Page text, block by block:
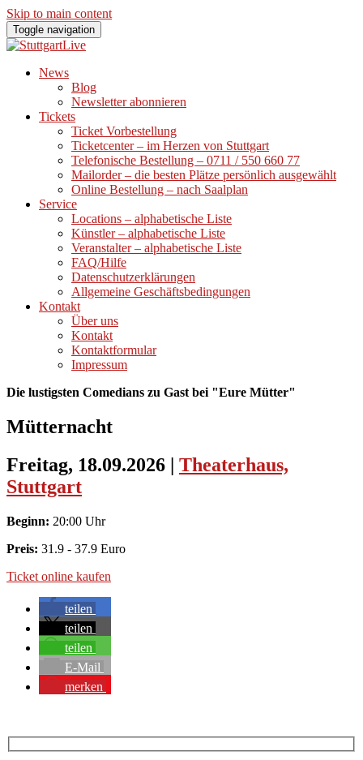
Skip to main content
Toggle navigation
News
Blog
Newsletter abonnieren
Tickets
Ticket Vorbestellung
Ticketcenter – im Herzen von Stuttgart
Telefonische Bestellung – 0711 / 550 660 77
Mailorder – die besten Plätze persönlich ausgewählt
Online Bestellung – nach Saalplan
Service
Locations – alphabetische Liste
Künstler – alphabetische Liste
Veranstalter – alphabetische Liste
FAQ/Hilfe
Datenschutzerklärungen
Allgemeine Geschäftsbedingungen
Kontakt
Über uns
Kontakt
Kontaktformular
Impressum
Die lustigsten Comedians zu Gast bei "Eure Mütter"
Mütternacht
Freitag, 18.09.2026 | Theaterhaus,
Stuttgart
Beginn: 20:00 Uhr
Preis: 31.9 - 37.9 Euro
Ticket online kaufen
teilen
teilen
teilen
E-Mail
merken